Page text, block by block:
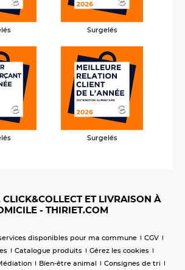
Surgelés
Surgelés
ET LIVRAISON À
- THIRIET.COM
disponibles pour ma commune
CGV
Catalogue produits
Gérez les cookies
Bien-être animal
Consignes de tri